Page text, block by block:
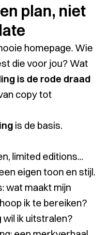
plan, niet
homepage. Wie
die voor jou? Wat
is de rode draad
copy tot
is de basis.
limited editions...
eigen toon en stijl.
wat maakt mijn
ik te bereiken?
wil ik uitstralen?